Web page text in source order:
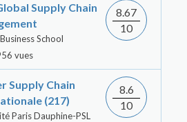
Supply Chain
School
vues
8.67
10
Supply Chain
(217)
Paris Dauphine-PSL
8.6
10